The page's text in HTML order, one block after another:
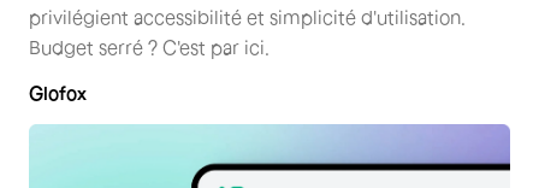
privilégient accessibilité et simplicité d'utilisation.
Budget serré ? C'est par ici.
Glofox